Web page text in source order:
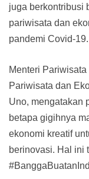
juga berkontribusi
pariwisata dan
pandemi Covid-19.
Menteri
Pariwisata dan
Uno, mengatakan
betapa gigihnya
ekonomi kreatif
berinovasi. Hal ini